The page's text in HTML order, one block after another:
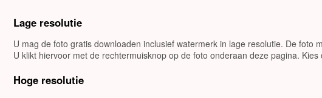
Lage resolutie
U mag de foto gratis downloaden inclusief watermerk in lage resolutie. De foto
U klikt hiervoor met de rechtermuisknop op de foto onderaan deze pagina.
Hoge resolutie